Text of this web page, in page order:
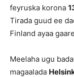
feyruska korona
Tirada guud ee
Finland ayaa
Meelaha ugu
magaalada